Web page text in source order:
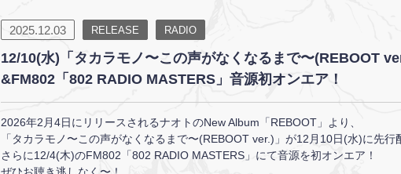
2025.12.03 RELEASE RADIO
12/10(水)「タカラモノ〜この声がなくなるまで〜(REBOOT
&FM802「802 RADIO MASTERS」音源初オンエア！
2026年2月4日にリリースされるナオトのNew Album「REBOOT」より、
「タカラモノ〜この声がなくなるまで〜(REBOOT ver.)」が12月10日(水)に先行
さらに12/4(木)のFM802「802 RADIO MASTERS」にて音源を初オンエア！